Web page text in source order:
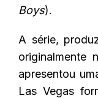
Boys).
A série,
originalmente
apresentou
Las Vegas